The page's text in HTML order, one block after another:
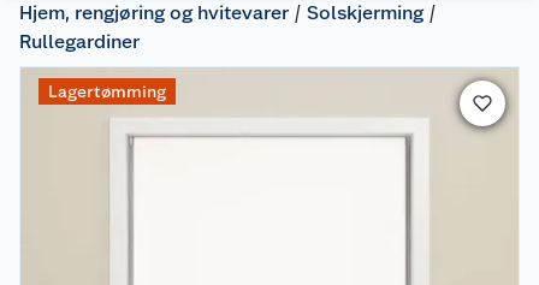
Hjem, rengjøring og hvitevarer
Solskjerming
Rullegardiner
Lagertømming